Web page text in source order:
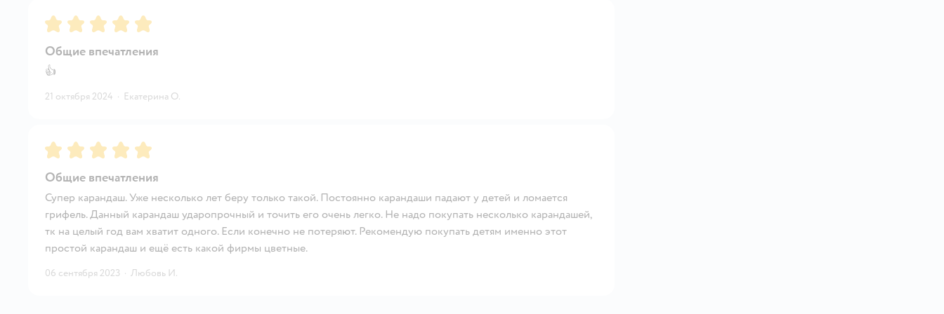
Рейтинг:5
Общие впечатления
👍
21 октября 2024 · Екатерина О.
Рейтинг:5
Общие впечатления
Супер карандаш. Уже несколько лет беру только такой. Постоянно карандаши падают у детей и ломается
грифель. Данный карандаш ударопрочный и точить его очень легко. Не надо покупать несколько карандашей,
тк на целый год вам хватит одного. Если конечно не потеряют. Рекомендую покупать детям именно этот
простой карандаш и ещё есть какой фирмы цветные.
06 сентября 2023 · Любовь И.